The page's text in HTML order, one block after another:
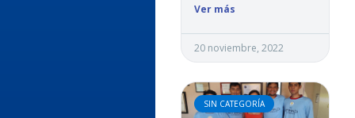
Ver más
20 noviembre, 2022
SIN CATEGORÍA